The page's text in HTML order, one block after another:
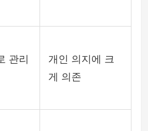
관리
개인 의지에 크
게 의존